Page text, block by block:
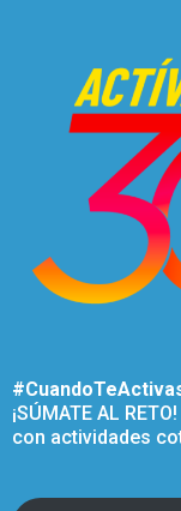
¡SÚMATE AL
con actividades